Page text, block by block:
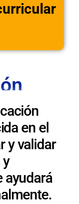
en el
y validar
y
ayudará